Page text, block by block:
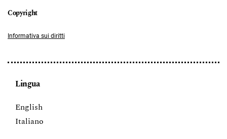
Informativa sui diritti
Lingua
English
Italiano